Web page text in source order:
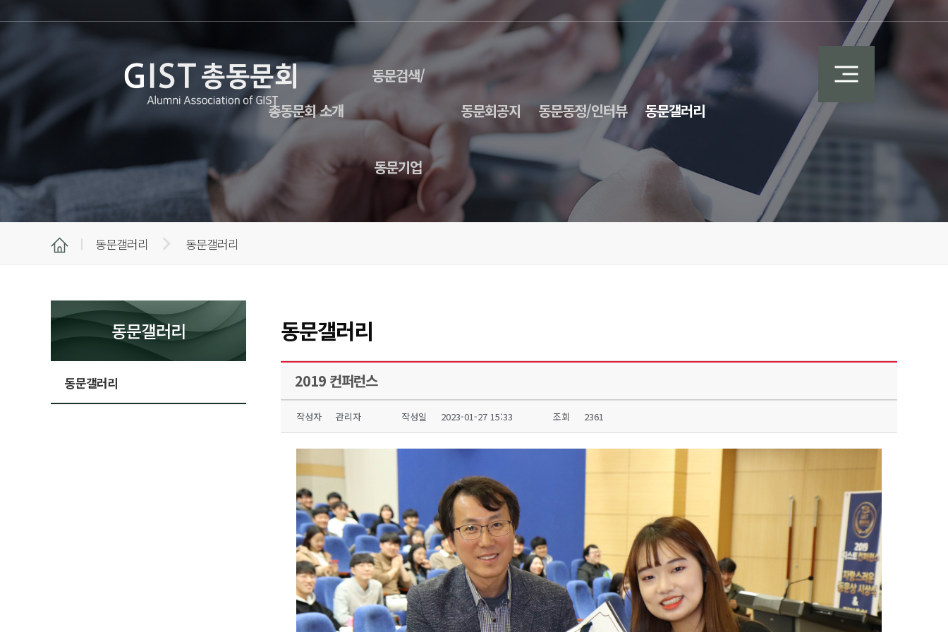
총동문회 소개
동문검색/
동문기업
동문회공지 동문동정/인터뷰 동문갤러리
동문갤러리 동문갤러리
동문갤러리
2019 컨퍼런스
작성자 관리자 작성일 2023-01-27 15:33 조회 2361
동문갤러리
동문갤러리